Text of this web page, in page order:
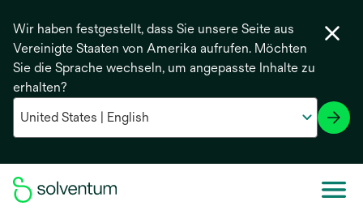
Wir haben festgestellt, dass Sie unsere Seite aus
Vereinigte Staaten von Amerika aufrufen. Möchten
Sie die Sprache wechseln, um angepasste Inhalte zu
erhalten?